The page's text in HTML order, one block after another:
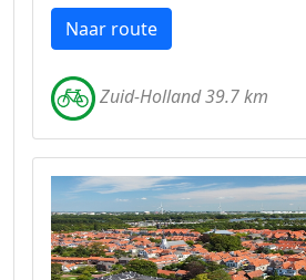
Naar route
Zuid-Holland 39.7 km